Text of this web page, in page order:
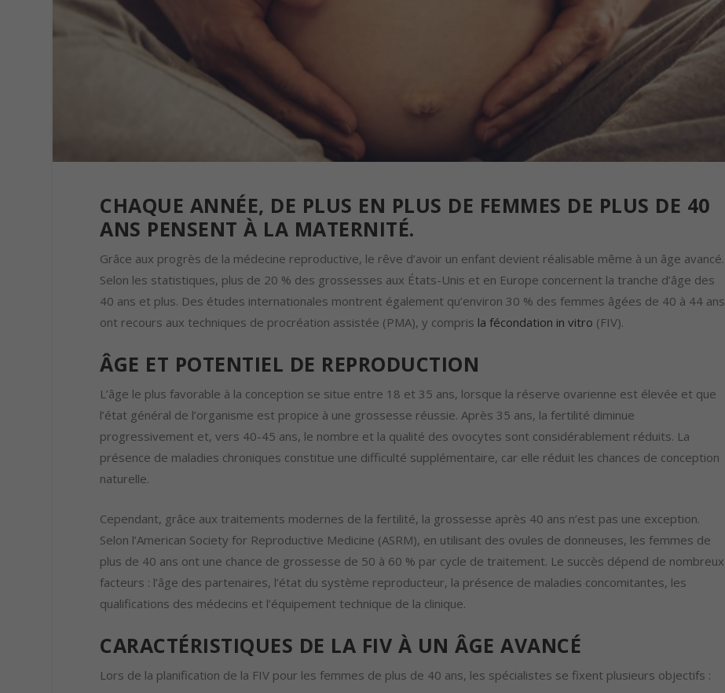
CHAQUE ANNÉE, DE PLUS EN PLUS DE FEMMES DE PLUS DE 40
ANS PENSENT À LA MATERNITÉ.
Grâce aux progrès de la médecine reproductive, le rêve d’avoir un enfant devient réalisable même à un âge avancé.
Selon les statistiques, plus de 20 % des grossesses aux États-Unis et en Europe concernent la tranche d’âge des
40 ans et plus. Des études internationales montrent également qu’environ 30 % des femmes âgées de 40 à 44 ans
ont recours aux techniques de procréation assistée (PMA), y compris la fécondation in vitro (FIV).
ÂGE ET POTENTIEL DE REPRODUCTION
L’âge le plus favorable à la conception se situe entre 18 et 35 ans, lorsque la réserve ovarienne est élevée et que
l’état général de l’organisme est propice à une grossesse réussie. Après 35 ans, la fertilité diminue
progressivement et, vers 40-45 ans, le nombre et la qualité des ovocytes sont considérablement réduits. La
présence de maladies chroniques constitue une difficulté supplémentaire, car elle réduit les chances de conception
naturelle.
Cependant, grâce aux traitements modernes de la fertilité, la grossesse après 40 ans n’est pas une exception.
Selon l’American Society for Reproductive Medicine (ASRM), en utilisant des ovules de donneuses, les femmes de
plus de 40 ans ont une chance de grossesse de 50 à 60 % par cycle de traitement. Le succès dépend de nombreux
facteurs : l’âge des partenaires, l’état du système reproducteur, la présence de maladies concomitantes, les
qualifications des médecins et l’équipement technique de la clinique.
CARACTÉRISTIQUES DE LA FIV À UN ÂGE AVANCÉ
Lors de la planification de la FIV pour les femmes de plus de 40 ans, les spécialistes se fixent plusieurs objectifs :